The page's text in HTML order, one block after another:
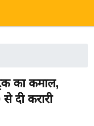
का कमाल,
दी करारी